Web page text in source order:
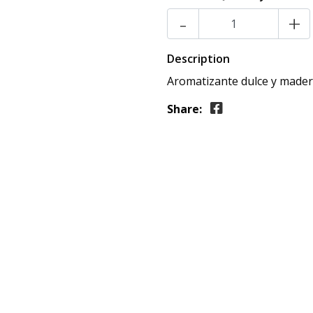
- +
Description
Aromatizante dulce y
Share: